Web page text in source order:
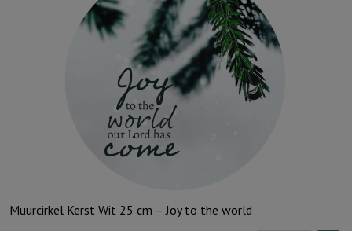
Muurcirkel Kerst Wit 25 cm – Joy to the world